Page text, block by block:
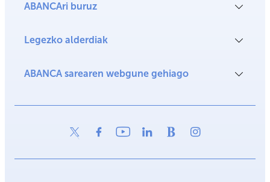
ABANCAri buruz
Legezko alderdiak
ABANCA sarearen webgune gehiago